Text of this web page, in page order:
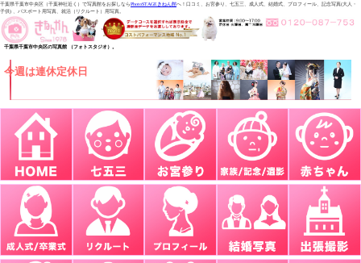
千葉県千葉市中央区（千葉神社近く）で写真館をお探しならPhotoSTAGEきねん館へ！口コミ、お宮参り、七五三、成人式、結婚式、プロフィール、記念写真(大人・
子供) 、パスポート用写真、就活（リクルート）用写真。
千葉県千葉市中央区の写真館 （フォトスタジオ）。
今週は連休定休日